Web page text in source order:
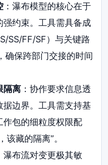
：瀑布模型的核心在于
约束。工具需具备成
SS/FF/SF）与关键路
确保跨部门交接的时间
隔离：协作要求信息透
边界。工具需支持基
包的细粒度权限配
该藏的隔离”。
瀑布流对变更极其敏